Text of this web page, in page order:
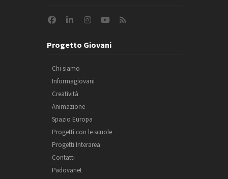
Progetto Giovani
Chi siamo
Informagiovani
Creatività
Animazione
Spazio Europa
Progetti con le scuole
Progetti Interarea
Contatti
Padovanet